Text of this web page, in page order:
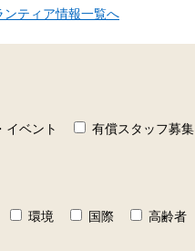
ンティア情報一覧へ
イベント
有償スタッフ募集
環境 国際 高齢者